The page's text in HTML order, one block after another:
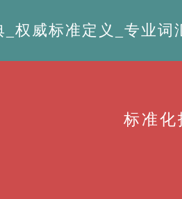
权威标准定义_专业词
标准化